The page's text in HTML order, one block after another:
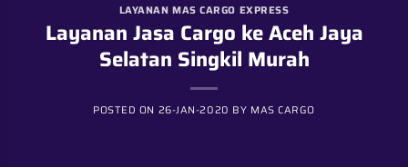
LAYANAN MAS CARGO EXPRESS
Layanan Jasa Cargo ke Aceh Jaya
Selatan Singkil Murah
POSTED ON 26-JAN-2020 BY MAS CARGO